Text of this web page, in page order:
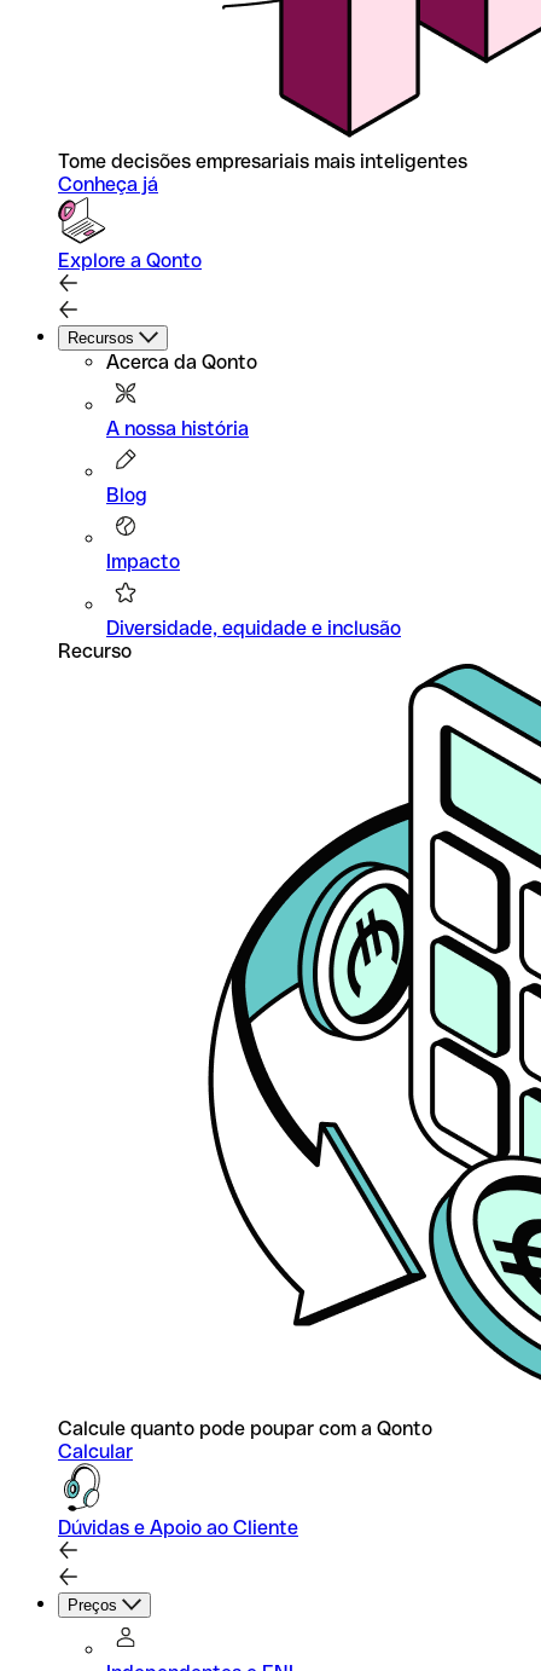
Tome decisões empresariais mais inteligentes
Conheça já
Explore a Qonto
Recursos
Acerca da Qonto
A nossa história
Blog
Impacto
Diversidade, equidade e inclusão
Recurso
Calcule quanto pode poupar com a Qonto
Calcular
Dúvidas e Apoio ao Cliente
Preços